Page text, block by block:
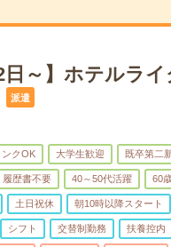
～】ホテルラ
派遣
ンクOK 大学生歓迎 既卒第二
履歴書不要 40～50代活躍 60
土日祝休 朝10時以降スタート
シフト 交替制勤務 扶養控内